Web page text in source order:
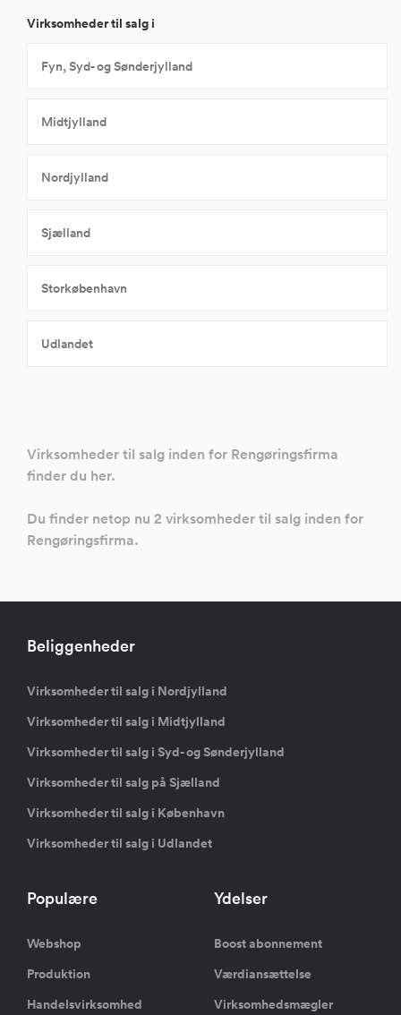
Virksomheder til salg i
Fyn, Syd- og Sønderjylland
Midtjylland
Nordjylland
Sjælland
Storkøbenhavn
Udlandet
Virksomheder til salg inden for Rengøringsfirma
finder du her.
Du finder netop nu 2 virksomheder til salg inden for
Rengøringsfirma.
Beliggenheder
Virksomheder til salg i Nordjylland
Virksomheder til salg i Midtjylland
Virksomheder til salg i Syd- og Sønderjylland
Virksomheder til salg på Sjælland
Virksomheder til salg i København
Virksomheder til salg i Udlandet
Populære
Webshop
Produktion
Handelsvirksomhed
Ydelser
Boost abonnement
Værdiansættelse
Virksomhedsmægler